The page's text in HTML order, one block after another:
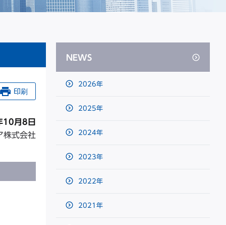
印刷
月8日
株式会社
NEWS
2026年
2025年
2024年
2023年
2022年
2021年